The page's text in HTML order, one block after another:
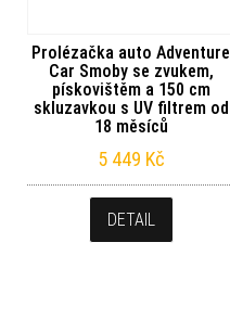
Prolézačka auto Adventure
Car Smoby se zvukem,
pískovištěm a 150 cm
skluzavkou s UV filtrem od
18 měsíců
5 449 Kč
DETAIL